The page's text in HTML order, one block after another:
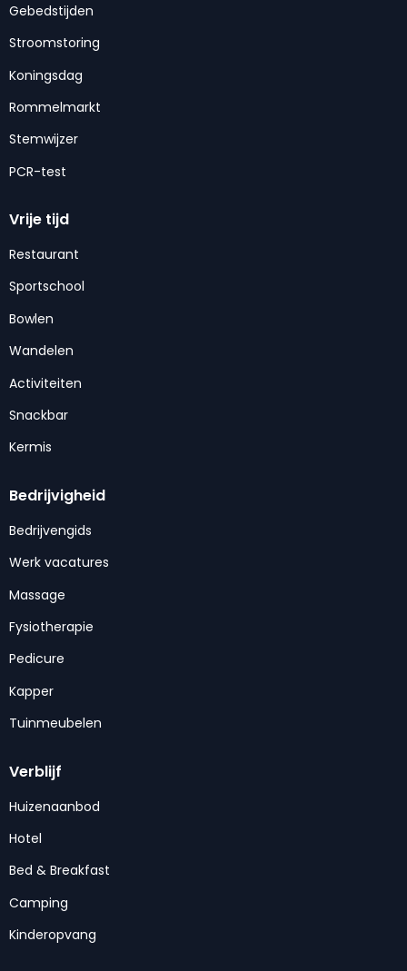
Gebedstijden
Stroomstoring
Koningsdag
Rommelmarkt
Stemwijzer
PCR-test
Vrije tijd
Restaurant
Sportschool
Bowlen
Wandelen
Activiteiten
Snackbar
Kermis
Bedrijvigheid
Bedrijvengids
Werk vacatures
Massage
Fysiotherapie
Pedicure
Kapper
Tuinmeubelen
Verblijf
Huizenaanbod
Hotel
Bed & Breakfast
Camping
Kinderopvang